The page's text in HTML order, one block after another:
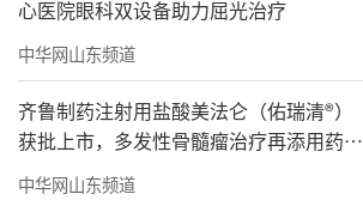
心医院眼科双设备助力屈光治疗
中华网山东频道
齐鲁制药注射用盐酸美法仑（佑瑞清®）
获批上市，多发性骨髓瘤治疗再添用药新
选择
中华网山东频道